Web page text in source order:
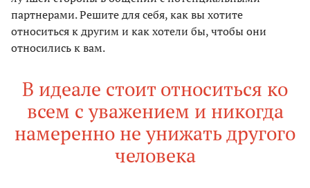
партнерами. Решите для себя, как вы хотите
относиться к другим и как хотели бы, чтобы они
относились к вам.
В идеале стоит относиться ко
всем с уважением и никогда
намеренно не унижать другого
человека